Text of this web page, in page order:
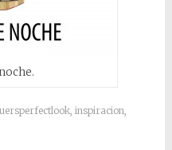
, inspiracion